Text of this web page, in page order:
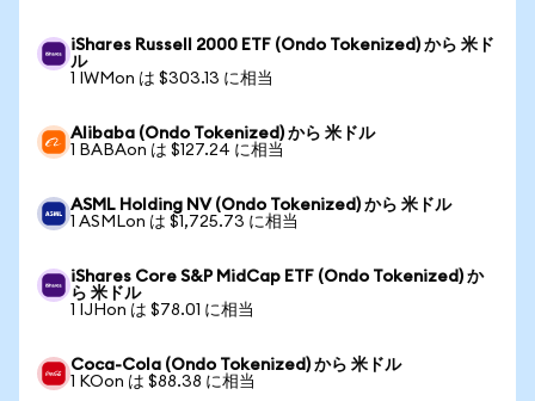
iShares Russell 2000 ETF (Ondo Tokenized) から 米ド
ル
1 IWMon は $303.13 に相当
Alibaba (Ondo Tokenized) から 米ドル
1 BABAon は $127.24 に相当
ASML Holding NV (Ondo Tokenized) から 米ドル
1 ASMLon は $1,725.73 に相当
iShares Core S&P MidCap ETF (Ondo Tokenized) か
ら 米ドル
1 IJHon は $78.01 に相当
Coca-Cola (Ondo Tokenized) から 米ドル
1 KOon は $88.38 に相当